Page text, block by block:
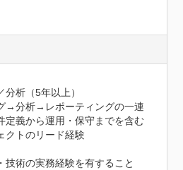
分析（5年以上）
→分析→レポーティングの一連
定義から運用・保守までを含む
クトのリード経験
術の実務経験を有すること